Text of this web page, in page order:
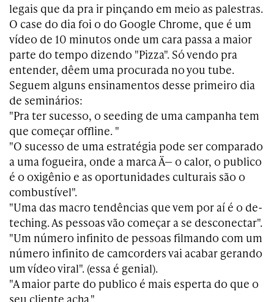
legais que da pra ir pinçando em meio as palestras.
O case do dia foi o do Google Chrome, que é um
vídeo de 10 minutos onde um cara passa a maior
parte do tempo dizendo "Pizza". Só vendo pra
entender, dêem uma procurada no you tube.
Seguem alguns ensinamentos desse primeiro dia
de seminários:
"Pra ter sucesso, o seeding de uma campanha tem
que começar offline. "
"O sucesso de uma estratégia pode ser comparado
a uma fogueira, onde a marca Ä— o calor, o publico
é o oxigênio e as oportunidades culturais são o
combustível".
"Uma das macro tendências que vem por aí é o de-
teching. As pessoas vão começar a se desconectar".
"Um número infinito de pessoas filmando com um
número infinito de camcorders vai acabar gerando
um vídeo viral". (essa é genial).
"A maior parte do publico é mais esperta do que o
seu cliente acha."